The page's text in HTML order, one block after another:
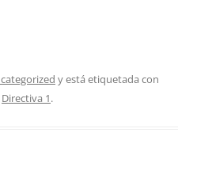
y está etiquetada con
Directiva 1.